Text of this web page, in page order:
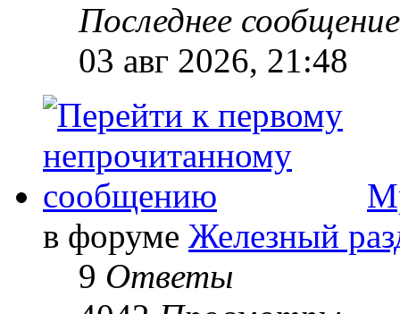
Последнее
03 авг 2026, 21:48
в форуме Железный
9 Ответы